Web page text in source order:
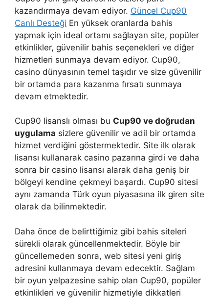
kazandırmaya devam ediyor. Güncel Cup90
Canlı Desteği En yüksek oranlarda bahis
yapmak için ideal ortamı sağlayan site, popüler
etkinlikler, güvenilir bahis seçenekleri ve diğer
hizmetleri sunmaya devam ediyor. Cup90,
casino dünyasının temel taşıdır ve size güvenilir
bir ortamda para kazanma fırsatı sunmaya
devam etmektedir.
Cup90 lisanslı olması bu Cup90 ve doğrudan
uygulama sizlere güvenilir ve adil bir ortamda
hizmet verdiğini göstermektedir. Site ilk olarak
lisansı kullanarak casino pazarına girdi ve daha
sonra bir casino lisansı alarak daha geniş bir
bölgeyi kendine çekmeyi başardı. Cup90 sitesi
aynı zamanda Türk oyun piyasasına ilk giren site
olarak da bilinmektedir.
Daha önce de belirttiğimiz gibi bahis siteleri
sürekli olarak güncellenmektedir. Böyle bir
güncellemeden sonra, web sitesi yeni giriş
adresini kullanmaya devam edecektir. Sağlam
bir oyun yelpazesine sahip olan Cup90, popüler
etkinlikleri ve güvenilir hizmetiyle dikkatleri